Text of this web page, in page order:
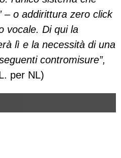
– o addirittura zero click
vocale. Di qui la
lì e la necessità di una
contromisure”,
per NL)